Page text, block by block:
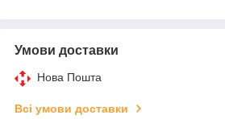
Умови доставки
Нова Пошта
Всі умови доставки